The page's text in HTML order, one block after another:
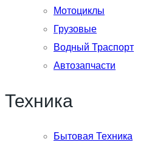
Мотоциклы
Грузовые
Водный Траспорт
Автозапчасти
Техника
Бытовая Техника